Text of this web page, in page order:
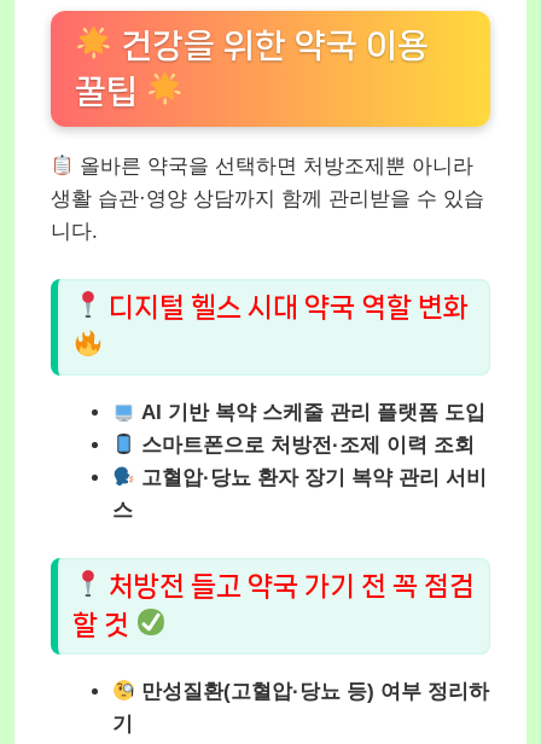
건강을 위한 약국 이용
꿀팁
올바른 약국을 선택하면 처방조제뿐 아니라
생활 습관·영양 상담까지 함께 관리받을 수 있습
니다.
디지털 헬스 시대 약국 역할 변화
AI 기반 복약 스케줄 관리 플랫폼 도입
스마트폰으로 처방전·조제 이력 조회
고혈압·당뇨 환자 장기 복약 관리 서비
스
처방전 들고 약국 가기 전 꼭 점검
할 것
만성질환(고혈압·당뇨 등) 여부 정리하
기